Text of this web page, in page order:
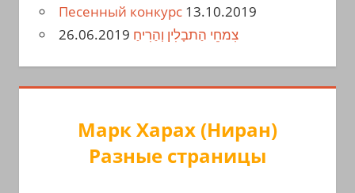
Песенный конкурс 13.10.2019
צִמחֵי הַתבָלִין וְהַרִיחַ 26.06.2019
Марк Харах (Ниран)
Разные страницы